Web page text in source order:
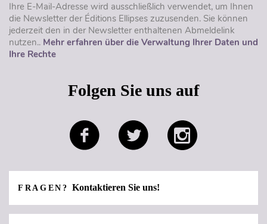
Ihre E-Mail-Adresse wird ausschließlich verwendet, um Ihnen
die Newsletter der Éditions Ellipses zuzusenden. Sie können
jederzeit den in der Newsletter enthaltenen Abmeldelink
nutzen.. Mehr erfahren über die Verwaltung Ihrer Daten und
Ihre Rechte
Folgen Sie uns auf
FRAGEN?Kontaktieren Sie uns!